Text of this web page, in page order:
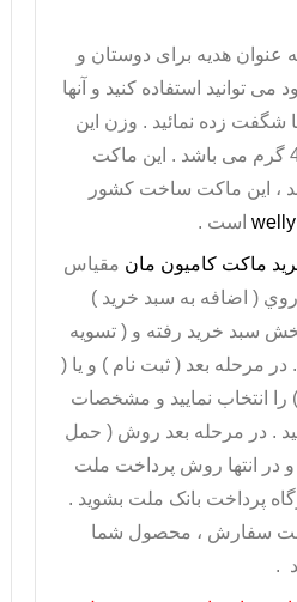
عنوان هدیه برای دوستان و
می توانید استفاده کنید و آنها
شگفت زده نمائید . وزن این
ماکت ماشین فلزی 410 گرم می باشد . این ماکت
، این ماکت ساخت کشور
welly است .
ماکت کامیون مان مقیاس
بر روي ( اضافه به سبد خريد )
سبد خريد رفته و ( تسويه
مرحله بعد ( ثبت نام ) و يا (
را انتخاب نماييد و مشخصات
. در مرحله بعد روش ( حمل
و در انتها روش پرداخت ملت
پرداخت بانک ملت بشويد .
سفارش ، محصول شما
.